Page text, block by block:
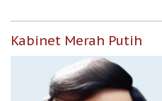
Kabinet Merah Putih